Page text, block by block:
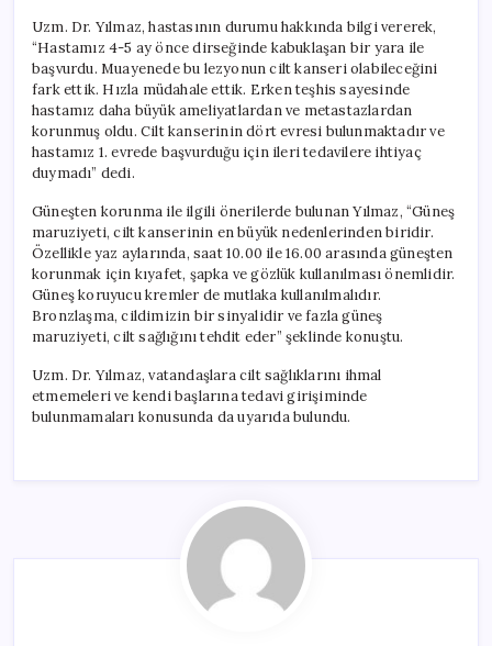
Uzm. Dr. Yılmaz, hastasının durumu hakkında bilgi vererek,
“Hastamız 4-5 ay önce dirseğinde kabuklaşan bir yara ile
başvurdu. Muayenede bu lezyonun cilt kanseri olabileceğini
fark ettik. Hızla müdahale ettik. Erken teşhis sayesinde
hastamız daha büyük ameliyatlardan ve metastazlardan
korunmuş oldu. Cilt kanserinin dört evresi bulunmaktadır ve
hastamız 1. evrede başvurduğu için ileri tedavilere ihtiyaç
duymadı” dedi.
Güneşten korunma ile ilgili önerilerde bulunan Yılmaz, “Güneş
maruziyeti, cilt kanserinin en büyük nedenlerinden biridir.
Özellikle yaz aylarında, saat 10.00 ile 16.00 arasında güneşten
korunmak için kıyafet, şapka ve gözlük kullanılması önemlidir.
Güneş koruyucu kremler de mutlaka kullanılmalıdır.
Bronzlaşma, cildimizin bir sinyalidir ve fazla güneş
maruziyeti, cilt sağlığını tehdit eder” şeklinde konuştu.
Uzm. Dr. Yılmaz, vatandaşlara cilt sağlıklarını ihmal
etmemeleri ve kendi başlarına tedavi girişiminde
bulunmamaları konusunda da uyarıda bulundu.